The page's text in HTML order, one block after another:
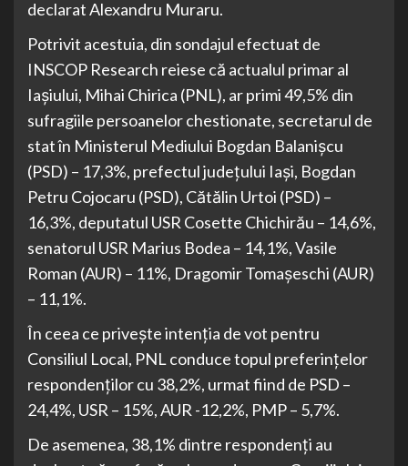
declarat Alexandru Muraru.
Potrivit acestuia, din sondajul efectuat de
INSCOP Research reiese că actualul primar al
Iaşiului, Mihai Chirica (PNL), ar primi 49,5% din
sufragiile persoanelor chestionate, secretarul de
stat în Ministerul Mediului Bogdan Balanişcu
(PSD) – 17,3%, prefectul judeţului Iaşi, Bogdan
Petru Cojocaru (PSD), Cătălin Urtoi (PSD) –
16,3%, deputatul USR Cosette Chichirău – 14,6%,
senatorul USR Marius Bodea – 14,1%, Vasile
Roman (AUR) – 11%, Dragomir Tomaşeschi (AUR)
– 11,1%.
În ceea ce priveşte intenţia de vot pentru
Consiliul Local, PNL conduce topul preferinţelor
respondenţilor cu 38,2%, urmat fiind de PSD –
24,4%, USR – 15%, AUR -12,2%, PMP – 5,7%.
De asemenea, 38,1% dintre respondenţi au